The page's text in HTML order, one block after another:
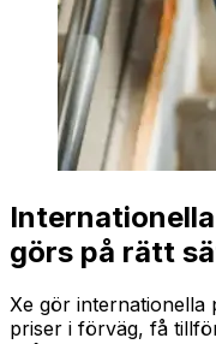
görs på rätt
Xe gör internationella
priser i förväg, få